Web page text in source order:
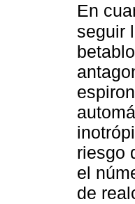
En
seguir
riesgo
el
de